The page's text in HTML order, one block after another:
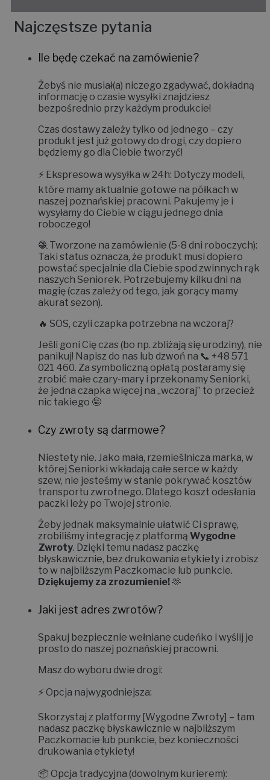
Najczęstsze pytania
Ile będę czekać na zamówienie?
Żebyś nie musiał(a) niczego zgadywać, dokładną
informację o czasie wysyłki znajdziesz
bezpośrednio przy każdym produkcie!
Czas dostawy zależy tylko od jednego – czy
produkt jest już gotowy do drogi, czy dopiero
będziemy go dla Ciebie tworzyć!
⚡ Ekspresowa wysyłka w 24h: Dotyczy modeli,
które mamy aktualnie gotowe na półkach w
naszej poznańskiej pracowni. Pakujemy je i
wysyłamy do Ciebie w ciągu jednego dnia
roboczego!
🧶 Tworzone na zamówienie (5-8 dni roboczych):
Taki status oznacza, że produkt musi dopiero
powstać specjalnie dla Ciebie spod zwinnych rąk
naszych Seniorek. Potrzebujemy kilku dni na
magię (czas zależy od tego, jak gorący mamy
akurat sezon).
🔥 SOS, czyli czapka potrzebna na wczoraj?
Jeśli goni Cię czas (bo np. zbliżają się urodziny), nie
panikuj! Napisz do nas lub dzwoń na 📞 +48 571
021 460. Za symboliczną opłatą postaramy się
zrobić małe czary-mary i przekonamy Seniorki,
że jedna czapka więcej na „wczoraj” to przecież
nic takiego 🤪
Czy zwroty są darmowe?
Niestety nie. Jako mała, rzemieślnicza marka, w
której Seniorki wkładają całe serce w każdy
szew, nie jesteśmy w stanie pokrywać kosztów
transportu zwrotnego. Dlatego koszt odesłania
paczki leży po Twojej stronie.
Żeby jednak maksymalnie ułatwić Ci sprawę,
zrobiliśmy integrację z platformą Wygodne
Zwroty. Dzięki temu nadasz paczkę
błyskawicznie, bez drukowania etykiety i zrobisz
to w najbliższym Paczkomacie lub punkcie.
Dziękujemy za zrozumienie!🫶
Jaki jest adres zwrotów?
Spakuj bezpiecznie wełniane cudeńko i wyślij je
prosto do naszej poznańskiej pracowni.
Masz do wyboru dwie drogi:
⚡ Opcja najwygodniejsza:
Skorzystaj z platformy [Wygodne Zwroty] – tam
nadasz paczkę błyskawicznie w najbliższym
Paczkomacie lub punkcie, bez konieczności
drukowania etykiety!
📦 Opcja tradycyjna (dowolnym kurierem):